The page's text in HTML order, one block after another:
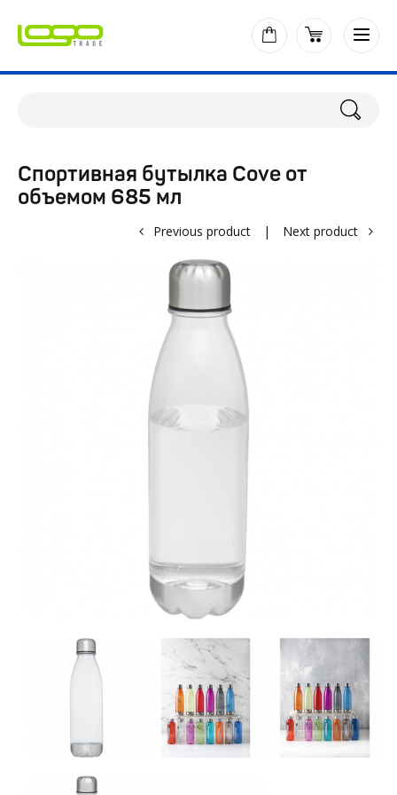
Спортивная бутылка Cove от
объемом 685 мл
Previous product | Next product